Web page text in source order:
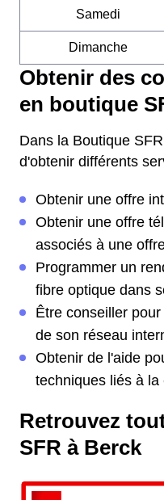
Samedi
Dimanche
Obtenir des
en boutique
Dans la Boutique
d'obtenir différents
Obtenir une offre
Obtenir une offre
associés à une
Programmer un
fibre optique dans
Être conseiller
de son réseau
Obtenir de l'aide
techniques liés à
Retrouvez
SFR à Berck